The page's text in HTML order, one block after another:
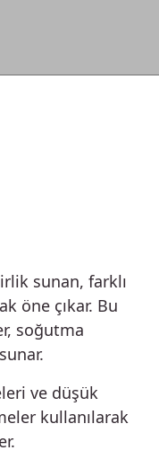
sunan, farklı
öne çıkar. Bu
soğutma
ve düşük
kullanılarak